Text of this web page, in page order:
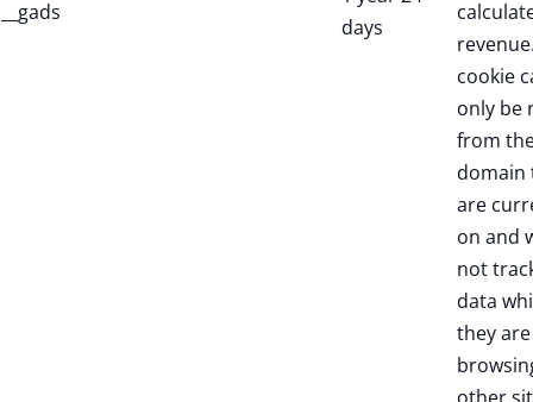
__gads
days
cookie
only be
from
domain
are
on and
not
data
they are